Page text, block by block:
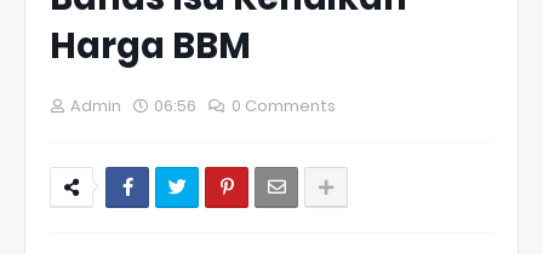
Harga BBM
Admin 06:56 0 Comments